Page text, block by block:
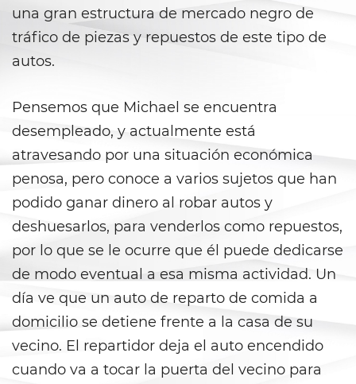
Violación
Delitos Violentos
Pandillas
Disuadir a un Testigo
Homicidio
Homicidio Voluntario
Intento de Asesinato
Secuestro
DUI
una gran estructura de mercado negro de
tráfico de piezas y repuestos de este tipo de
autos.
Pensemos que Michael se encuentra
desempleado, y actualmente está
atravesando por una situación económica
penosa, pero conoce a varios sujetos que han
podido ganar dinero al robar autos y
deshuesarlos, para venderlos como repuestos,
por lo que se le ocurre que él puede dedicarse
de modo eventual a esa misma actividad. Un
día ve que un auto de reparto de comida a
domicilio se detiene frente a la casa de su
vecino. El repartidor deja el auto encendido
cuando va a tocar la puerta del vecino para